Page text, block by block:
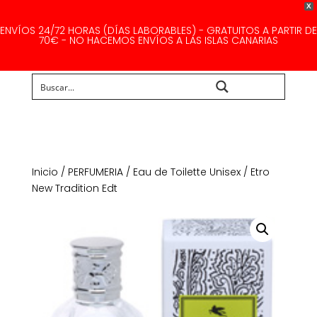
X
ENVÍOS 24/72 HORAS (DÍAS LABORABLES) - GRATUITOS A PARTIR DE
70€ - NO HACEMOS ENVÍOS A LAS ISLAS CANARIAS
Inicio / PERFUMERIA/ Eau de Toilette Unisex/ Etro
New Tradition Edt